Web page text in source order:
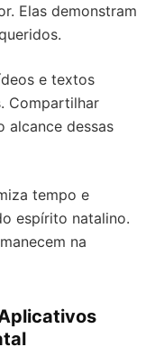
Elas demonstram
e textos
Compartilhar
alcance dessas
tempo e
espírito natalino.
na